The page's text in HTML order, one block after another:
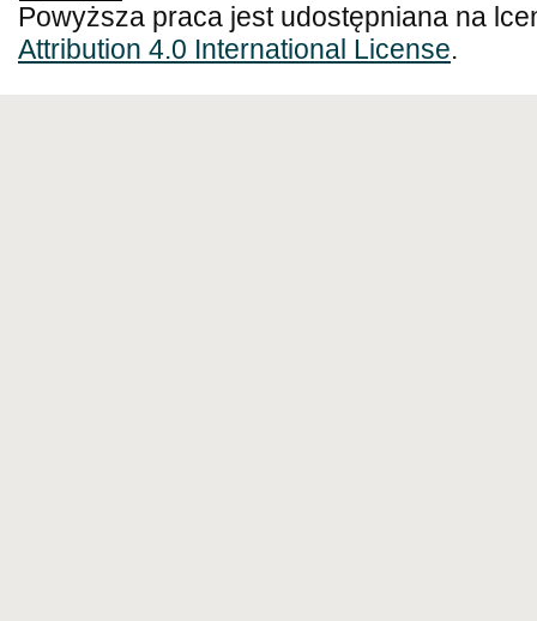
Powyższa praca jest udostępniana na
Attribution 4.0 International License.